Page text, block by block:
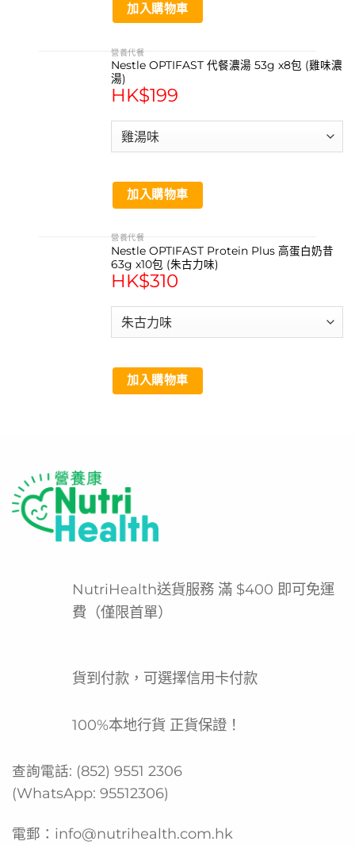
加入購物車
營養代餐
Nestle OPTIFAST 代餐濃湯 53g x8包 (雞味濃
湯)
HK$199
加入購物車
營養代餐
Nestle OPTIFAST Protein Plus 高蛋白奶昔
63g x10包 (朱古力味)
HK$310
加入購物車
NutriHealth送貨服務 滿 $400 即可免運
費（僅限首單）
貨到付款，可選擇信用卡付款
100%本地行貨 正貨保證！
查詢電話: (852) 9551 2306
(WhatsApp: 95512306)
電郵： info@nutrihealth.com.hk